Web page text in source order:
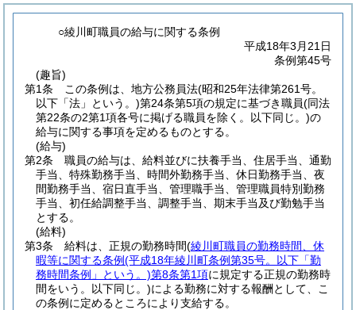
○綾川町職員の給与に関する条例
平成18年3月21日
条例第45号
(趣旨)
第1条
この条例は、地方公務員法(昭和25年法律第261号。
以下「法」という。)第24条第5項の規定に基づき職員(同法
第22条の2第1項各号に掲げる職員を除く。以下同じ。)の
給与に関する事項を定めるものとする。
(給与)
第2条
職員の給与は、給料並びに扶養手当、住居手当、通勤
手当、特殊勤務手当、時間外勤務手当、休日勤務手当、夜
間勤務手当、宿日直手当、管理職手当、管理職員特別勤務
手当、初任給調整手当、調整手当、期末手当及び勤勉手当
とする。
(給料)
第3条
給料は、正規の勤務時間(綾川町職員の勤務時間、休
暇等に関する条例(平成18年綾川町条例第35号。以下「勤
務時間条例」という。)第8条第1項に規定する正規の勤務時
間をいう。以下同じ。)による勤務に対する報酬として、こ
の条例に定めるところにより支給する。